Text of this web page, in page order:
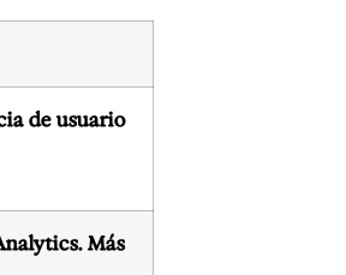
de usuario
Más